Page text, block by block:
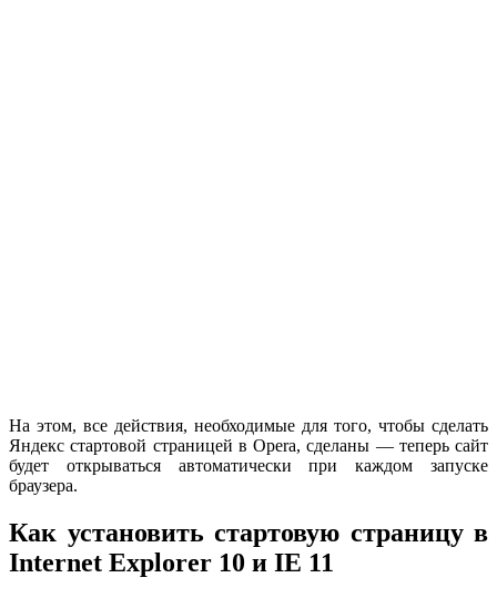
На этом, все действия, необходимые для того, чтобы сделать
Яндекс стартовой страницей в Opera, сделаны — теперь сайт
будет открываться автоматически при каждом запуске
браузера.
Как установить стартовую страницу в
Internet Explorer 10 и IE 11